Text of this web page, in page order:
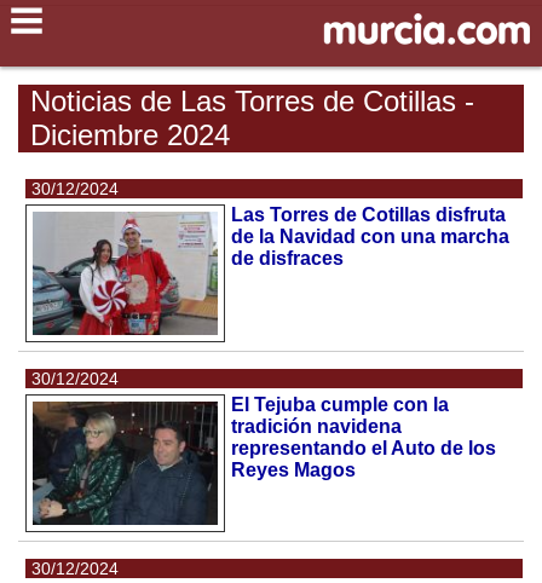
Noticias de Las Torres de Cotillas -
Diciembre 2024
30/12/2024
Las Torres de Cotillas disfruta
de la Navidad con una marcha
de disfraces
30/12/2024
El Tejuba cumple con la
tradición navidena
representando el Auto de los
Reyes Magos
30/12/2024